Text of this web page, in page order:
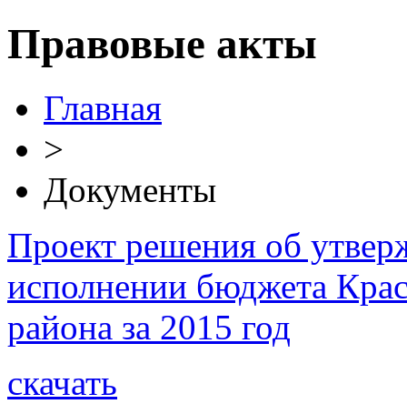
Правовые акты
Главная
>
Документы
Проект решения об
исполнении бюджета
района за 2015 год
скачать